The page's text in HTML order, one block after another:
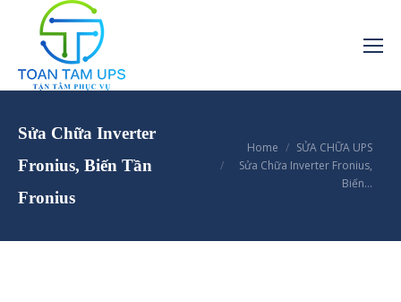
Sửa Chữa Inverter
Fronius, Biến Tần
Fronius
You are here:
Home
SỬA CHỮA UPS
Sửa Chữa Inverter Fronius,
Biến…